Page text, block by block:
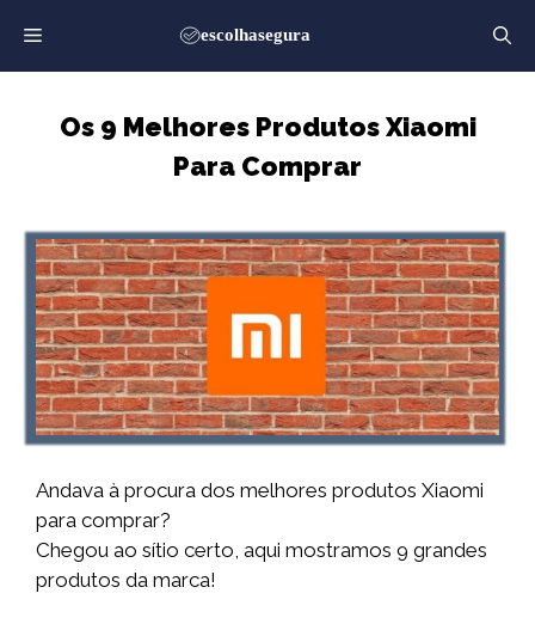
para
o
Os 9 Melhores Produtos Xiaomi
Para Comprar
Andava à procura dos melhores produtos Xiaomi
para comprar?
Chegou ao sítio certo, aqui mostramos 9 grandes
produtos da marca!